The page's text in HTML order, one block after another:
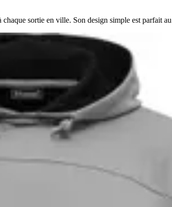
sortie en ville. Son design simple est parfait